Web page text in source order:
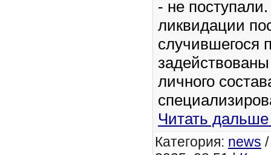
- не
ликвидации
случившегося
личного
Читать
Категория: news